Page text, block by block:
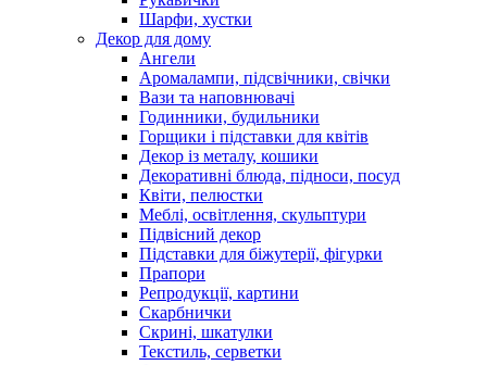
Шарфи, хустки
Декор для дому
Ангели
Аромалампи, підсвічники, свічки
Вази та наповнювачі
Годинники, будильники
Горщики і підставки для квітів
Декор із металу, кошики
Декоративні блюда, підноси, посуд
Квіти, пелюстки
Меблі, освітлення, скульптури
Підвісний декор
Підставки для біжутерії, фігурки
Прапори
Репродукції, картини
Скарбнички
Скрині, шкатулки
Текстиль, серветки